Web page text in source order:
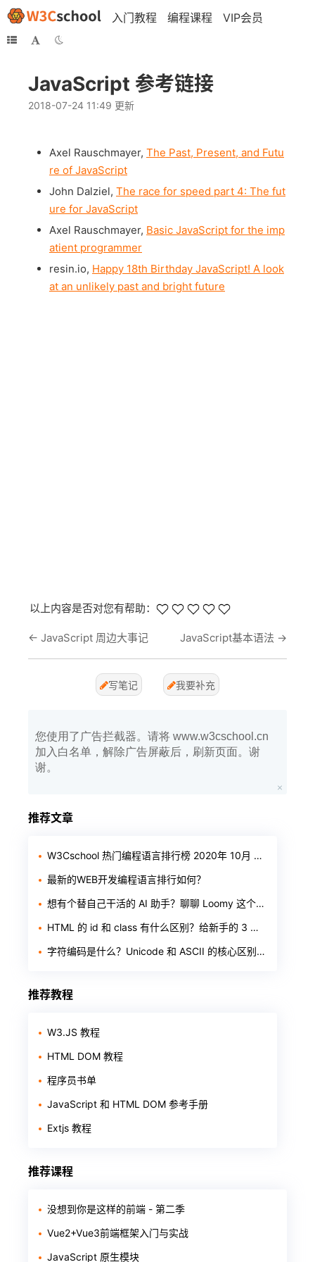
入门教程 编程课程 VIP会员
JavaScript 参考链接
2018-07-24 11:49 更新
Axel Rauschmayer, The Past, Present, and Futu
re of JavaScript
John Dalziel, The race for speed part 4: The fut
ure for JavaScript
Axel Rauschmayer, Basic JavaScript for the imp
atient programmer
resin.io, Happy 18th Birthday JavaScript! A look
at an unlikely past and bright future
以上内容是否对您有帮助：
← JavaScript 周边大事记 JavaScript基本语法 →
写笔记 我要补充
您使用了广告拦截器。请将 www.w3cschool.cn
加入白名单，解除广告屏蔽后，刷新页面。谢
谢。
推荐文章
W3Cschool 热门编程语言排行榜 2020年 10月 TOP10
最新的WEB开发编程语言排行如何？
想有个替自己干活的 AI 助手？聊聊 Loomy 这个「AI 工作搭子」
HTML 的 id 和 class 有什么区别？给新手的 3 个判断标准
字符编码是什么？Unicode 和 ASCII 的核心区别一次讲透
推荐教程
W3.JS 教程
HTML DOM 教程
程序员书单
JavaScript 和 HTML DOM 参考手册
Extjs 教程
推荐课程
没想到你是这样的前端 - 第二季
Vue2+Vue3前端框架入门与实战
JavaScript 原生模块